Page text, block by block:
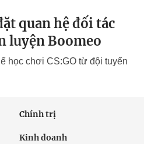
quan hệ đối tác
luyện Boomeo
học chơi CS:GO từ đội tuyển
Chính trị
Kinh doanh